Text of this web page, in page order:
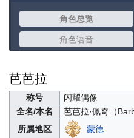
角色总览
角色语音
芭芭拉
称号
闪耀偶像
全名/本名
芭芭拉·佩奇（
所属地区
蒙德